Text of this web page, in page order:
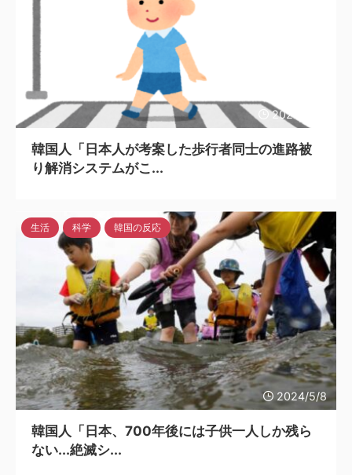
2024/5/17
韓国人「日本人が考案した歩行者同士の進路被
り解消システムがこ...
2024/5/8
生活 科学 韓国の反応
韓国人「日本、700年後には子供一人しか残ら
ない...絶滅シ...